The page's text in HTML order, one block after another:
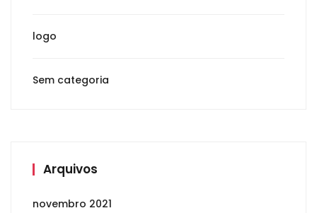
logo
Sem categoria
Arquivos
novembro 2021